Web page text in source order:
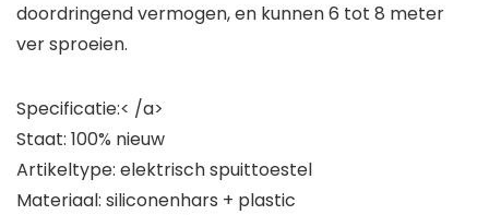
doordringend vermogen, en kunnen 6 tot 8 meter
ver sproeien.
Specificatie:< /a>
Staat: 100% nieuw
Artikeltype: elektrisch spuittoestel
Materiaal: siliconenhars + plastic